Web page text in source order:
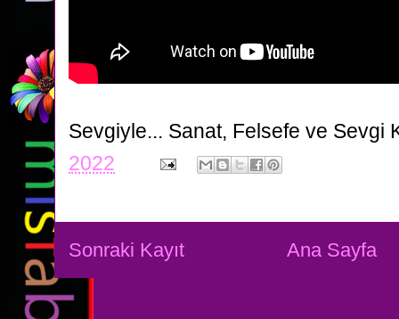
Sevgiyle... Sanat, Felsefe ve Sevgi
2022
Sonraki Kayıt Ana Sayfa